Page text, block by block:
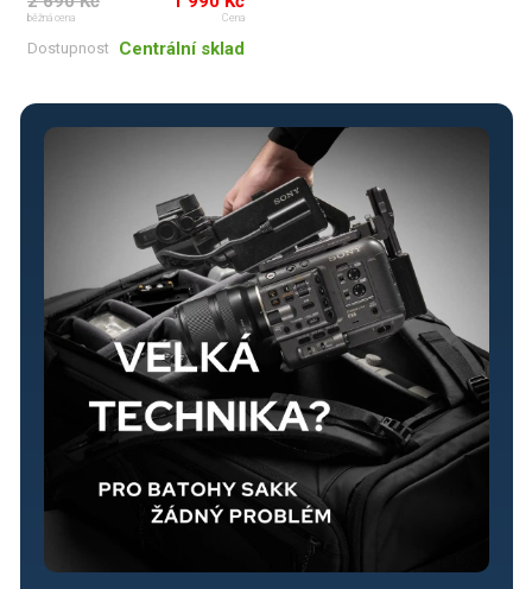
běžná cena Cena
Dostupnost Centrální sklad